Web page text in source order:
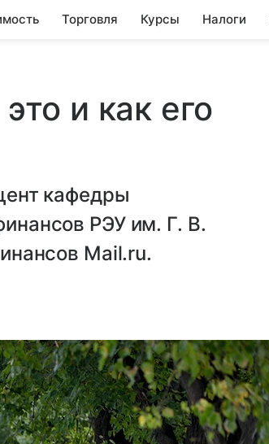
Торговля Курсы Налоги
и как его
кафедры
РЭУ им. Г. В.
Mail.ru.